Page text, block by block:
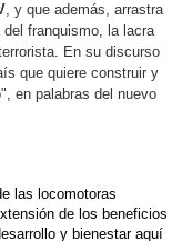
, y que además, arrastra
del franquismo, la lacra
En su discurso
que quiere construir y
en palabras del nuevo
las locomotoras
de los beneficios
y bienestar aquí